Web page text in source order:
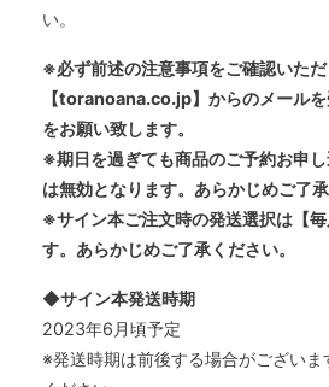
い。
※必ず前述の注意事項をご確認いただ
【toranoana.co.jp】からのメール
をお願い致します。
※期日を過ぎても商品のご予約お申
は無効となります。あらかじめご了承
※サイン本ご注文時の発送選択は【
す。あらかじめご了承ください。
◆サイン本発送時期
2023年6月頃予定
※発送時期は前後する場合がございま